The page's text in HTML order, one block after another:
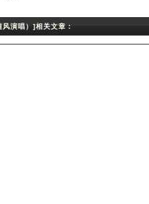
演唱）]相关文章：